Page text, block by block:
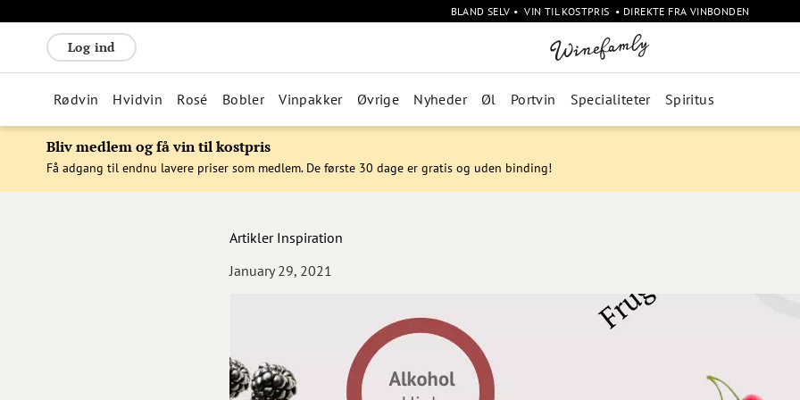
BLAND SELV • VIN TIL KOSTPRIS • DIREKTE FRA VINBONDEN
Log ind
Rødvin Hvidvin Rosé Bobler Vinpakker Øvrige Nyheder Øl Portvin Specialiteter Spiritus
Bliv medlem og få vin til kostpris
Få adgang til endnu lavere priser som medlem. De første 30 dage er gratis og uden binding!
Artikler Inspiration
January 29, 2021